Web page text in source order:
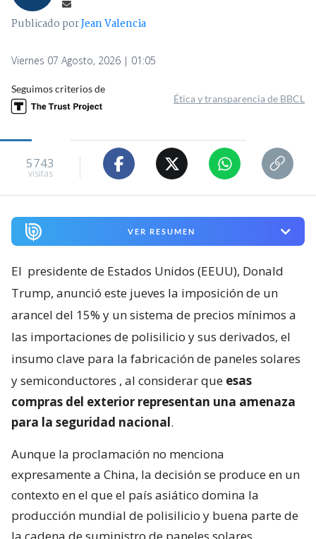
Publicado porJean Valencia
Viernes 07 Agosto, 2026 | 01:05
Seguimos criterios de
Ética y transparencia de BBCL
5743
visitas
VER RESUMEN
El presidente de Estados Unidos (EEUU), Donald
Trump, anunció este jueves la imposición de un
arancel del 15% y un sistema de precios mínimos a
las importaciones de polisilicio y sus derivados, el
insumo clave para la fabricación de paneles solares
y semiconductores , al considerar que esas
compras del exterior representan una amenaza
para la seguridad nacional.
Aunque la proclamación no menciona
expresamente a China, la decisión se produce en un
contexto en el que el país asiático domina la
producción mundial de polisilicio y buena parte de